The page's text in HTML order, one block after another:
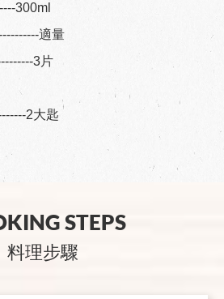
300ml
適量
3片
2大匙
STEPS
料理步驟